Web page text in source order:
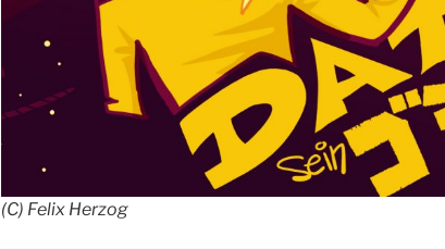
(C) Felix Herzog